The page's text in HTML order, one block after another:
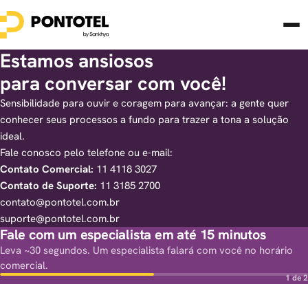
Estamos ansiosos
para conversar com você!
Sensibilidade para ouvir e coragem para avançar: a gente quer
conhecer seus processos a fundo para trazer a tona a solução
ideal.
Fale conosco pelo telefone ou e-mail:
Contato Comercial: 11 4118 3027
Contato de Suporte: 11 3185 2700
contato@pontotel.com.br
suporte@pontotel.com.br
Fale com um especialista em até 15 minutos
Leva ~30 segundos. Um especialista falará com você no horário
comercial.
1 de 2